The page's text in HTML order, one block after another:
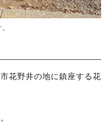
花野井の地に鎮座する花